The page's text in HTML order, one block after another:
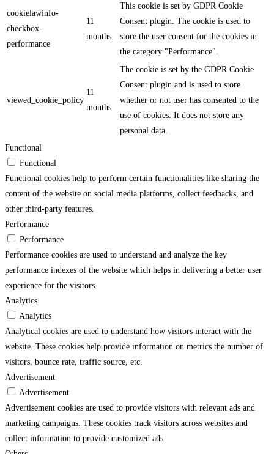
cookielawinfo-
checkbox-
performance
11
months
This cookie is set by GDPR Cookie
Consent plugin. The cookie is used to
store the user consent for the cookies in
the category "Performance".
viewed_cookie_policy
11
months
The cookie is set by the GDPR Cookie
Consent plugin and is used to store
whether or not user has consented to the
use of cookies. It does not store any
personal data.
Functional
Functional
Functional cookies help to perform certain functionalities like sharing the
content of the website on social media platforms, collect feedbacks, and
other third-party features.
Performance
Performance
Performance cookies are used to understand and analyze the key
performance indexes of the website which helps in delivering a better user
experience for the visitors.
Analytics
Analytics
Analytical cookies are used to understand how visitors interact with the
website. These cookies help provide information on metrics the number of
visitors, bounce rate, traffic source, etc.
Advertisement
Advertisement
Advertisement cookies are used to provide visitors with relevant ads and
marketing campaigns. These cookies track visitors across websites and
collect information to provide customized ads.